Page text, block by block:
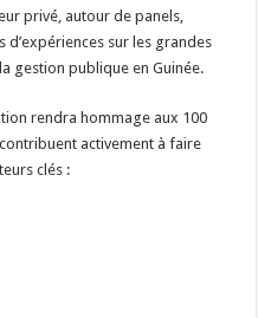
privé, autour de panels,
d’expériences sur les grandes
gestion publique en Guinée.
rendra hommage aux 100
activement à faire
clés :